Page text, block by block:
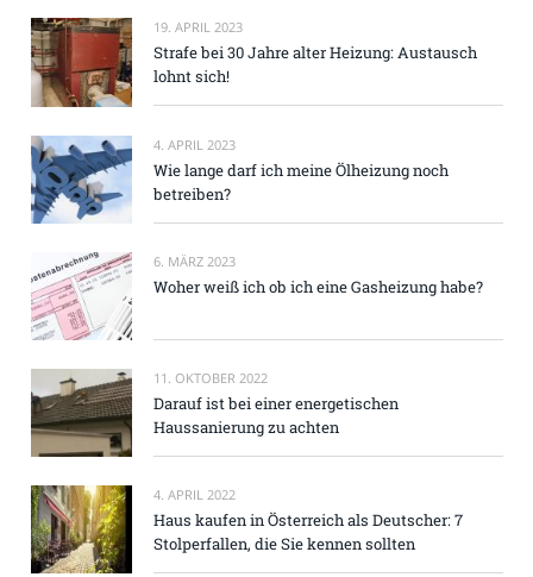
19. APRIL 2023
Strafe bei 30 Jahre alter Heizung: Austausch
lohnt sich!
4. APRIL 2023
Wie lange darf ich meine Ölheizung noch
betreiben?
6. MÄRZ 2023
Woher weiß ich ob ich eine Gasheizung habe?
11. OKTOBER 2022
Darauf ist bei einer energetischen
Haussanierung zu achten
4. APRIL 2022
Haus kaufen in Österreich als Deutscher: 7
Stolperfallen, die Sie kennen sollten